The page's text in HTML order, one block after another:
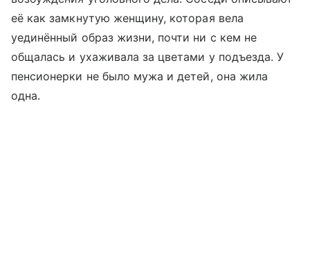
её как замкнутую женщину, которая вела
уединённый образ жизни, почти ни с кем не
общалась и ухаживала за цветами у подъезда. У
пенсионерки не было мужа и детей, она жила
одна.